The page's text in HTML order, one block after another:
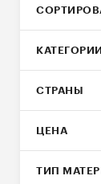
СТРАНЫ
ЦЕНА
ТИП